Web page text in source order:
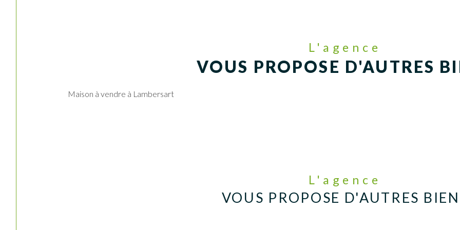
L'agence
VOUS PROPOSE D'AUTRES
Maison à vendre à Lambersart
L'agence
VOUS PROPOSE D'AUTRES